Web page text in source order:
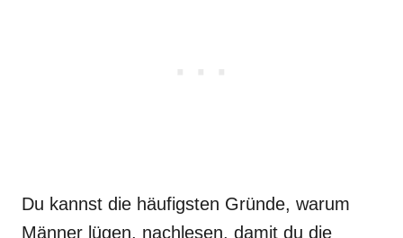
Du kannst die häufigsten Gründe, warum
Männer lügen, nachlesen, damit du die